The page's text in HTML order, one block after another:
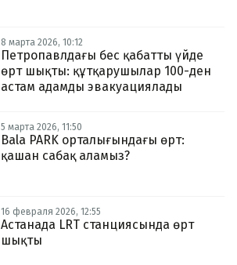
8 марта 2026, 10:12
Петропавлдағы бес қабатты үйде
өрт шықты: құтқарушылар 100-ден
астам адамды эвакуациялады
5 марта 2026, 11:50
Bala PARK орталығындағы өрт:
қашан сабақ аламыз?
16 февраля 2026, 12:55
Астанада LRT станциясында өрт
шықты